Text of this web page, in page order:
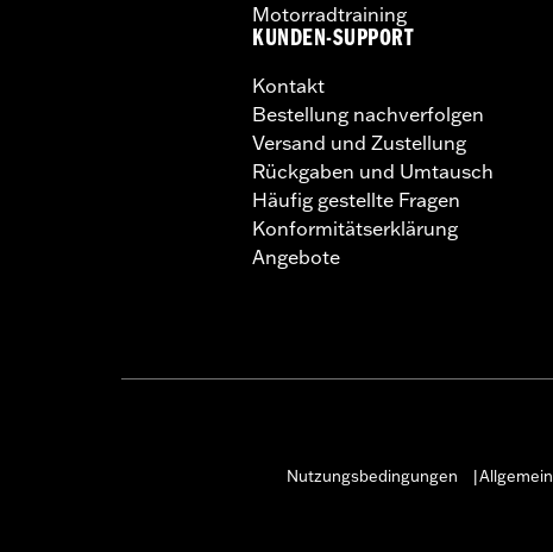
Motorradtraining
KUNDEN-SUPPORT
Kontakt
Bestellung nachverfolgen
Versand und Zustellung
Rückgaben und Umtausch
Häufig gestellte Fragen
Konformitätserklärung
Angebote
Nutzungsbedingungen